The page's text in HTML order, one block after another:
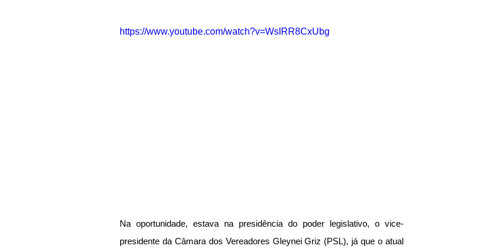
https://www.youtube.com/watch?v=WsIRR8CxUbg
Na oportunidade, estava na presidência do poder legislativo, o vice-
presidente da Câmara dos Vereadores Gleynei Griz (PSL), já que o atual